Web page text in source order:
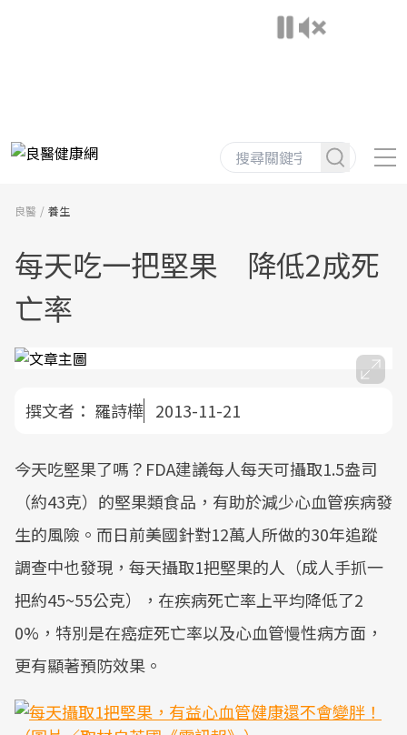
良醫 養生
每天吃一把堅果 降低2成死
亡率
撰文者： 羅詩樺 2013-11-21
今天吃堅果了嗎？FDA建議每人每天可攝取1.5盎司
（約43克）的堅果類食品，有助於減少心血管疾病發
生的風險。而日前美國針對12萬人所做的30年追蹤
調查中也發現，每天攝取1把堅果的人（成人手抓一
把約45~55公克），在疾病死亡率上平均降低了2
0%，特別是在癌症死亡率以及心血管慢性病方面，
更有顯著預防效果。